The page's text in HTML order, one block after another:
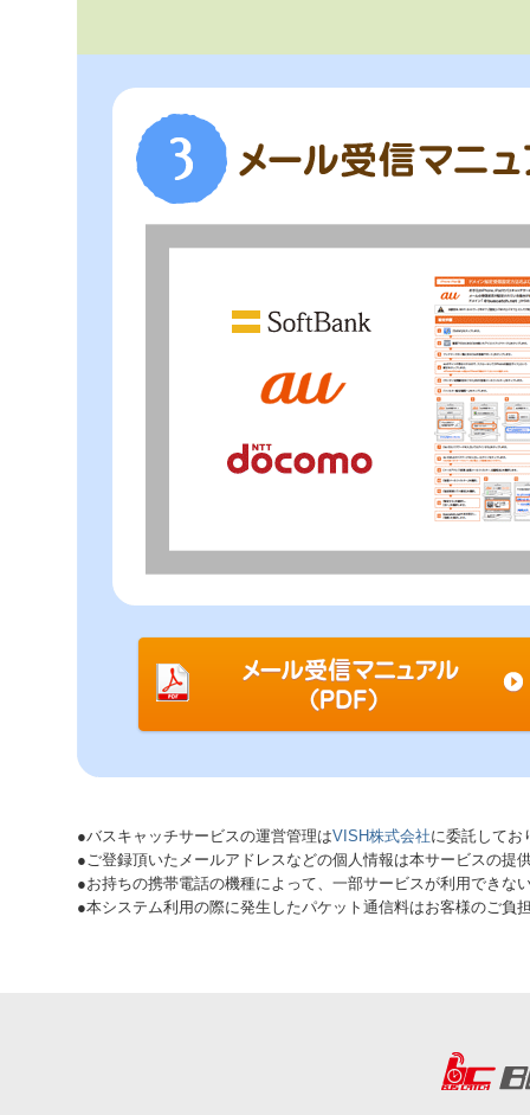
●バスキャッチサービスの運営管理はVISH株式会社に委託してお
●ご登録頂いたメールアドレスなどの個人情報は本サービスの提
●お持ちの携帯電話の機種によって、一部サービスが利用できな
●本システム利用の際に発生したパケット通信料はお客様のご負